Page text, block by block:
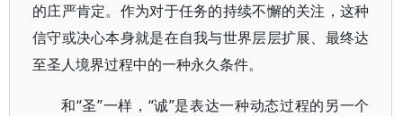
的庄严肯定。作为对于任务的持续不懈的关注，这种
信守或决心本身就是在自我与世界层层扩展、最终达
至圣人境界过程中的一种永久条件。
和“圣”一样，“诚”是表达一种动态过程的另一个